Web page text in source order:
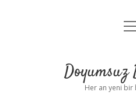
Yasal
Her an yeni bir